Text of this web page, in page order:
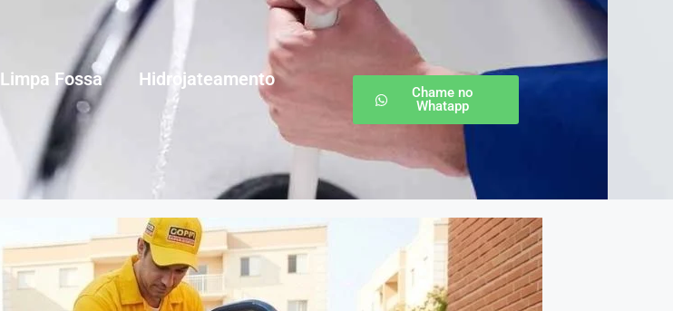
Limpa Fossa
Hidrojateamento
Chame no
Whatapp